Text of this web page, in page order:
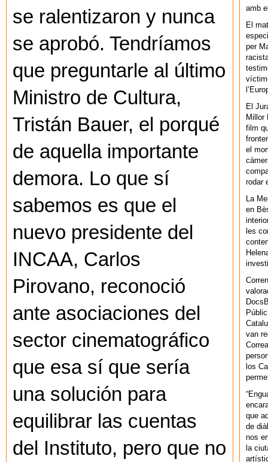
se ralentizaron y nunca
se aprobó. Tendríamos
que preguntarle al último
Ministro de Cultura,
Tristán Bauer, el porqué
de aquella importante
demora. Lo que sí
sabemos es que el
nuevo presidente del
INCAA, Carlos
Pirovano, reconoció
ante asociaciones del
sector cinematográfico
que esa sí que sería
una solución para
equilibrar las cuentas
del Instituto, pero que no
amb
El
per
El
Millor
film
el
rodar
La
en
les
van
los
que
de
nos
la